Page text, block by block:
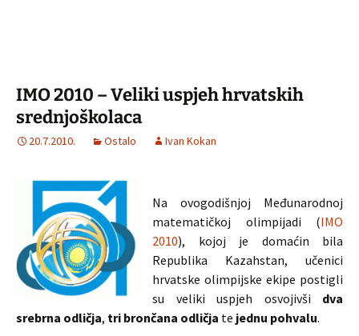
IMO 2010 – Veliki uspjeh hrvatskih
srednjoškolaca
20.7.2010. Ostalo Ivan Kokan
Na ovogodišnjoj Međunarodnoj
matematičkoj olimpijadi (IMO
2010), kojoj je domaćin bila
Republika Kazahstan, učenici
hrvatske olimpijske ekipe postigli
su veliki uspjeh osvojivši dva
srebrna odličja, tri brončana odličja te jednu pohvalu.